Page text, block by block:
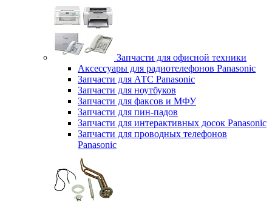
Запчасти для офисной техники
Аксессуары для радиотелефонов Panasonic
Запчасти для АТС Panasonic
Запчасти для ноутбуков
Запчасти для факсов и МФУ
Запчасти для пин-падов
Запчасти для интерактивных досок Panasonic
Запчасти для проводных телефонов
Panasonic